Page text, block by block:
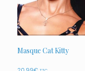
Masque Cat Kitty